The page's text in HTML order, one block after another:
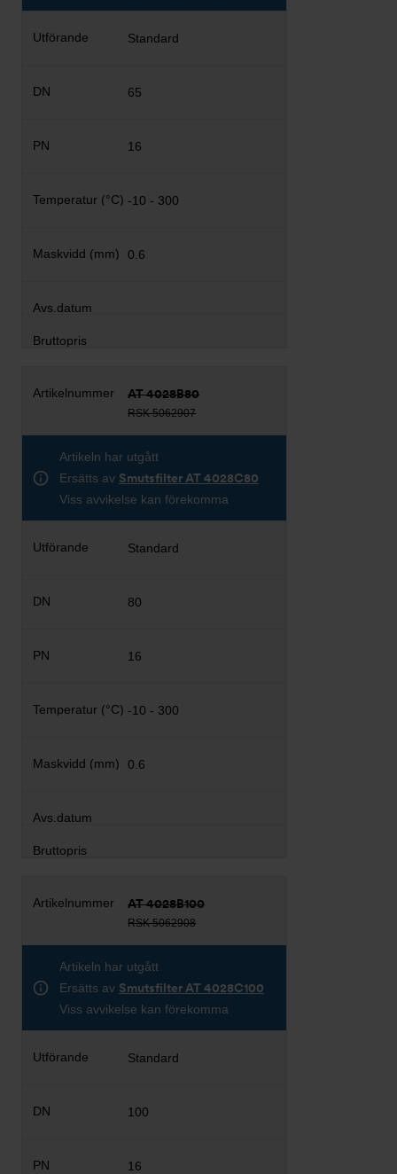
Standard
65
16
-10 - 300
0.6
AT 4028B80
RSK 5062907
Artikeln har utgått
Ersätts av Smutsfilter AT 4028C80
Viss avvikelse kan förekomma
Standard
80
16
-10 - 300
0.6
AT 4028B100
RSK 5062908
Artikeln har utgått
Ersätts av Smutsfilter AT 4028C100
Viss avvikelse kan förekomma
Standard
100
16